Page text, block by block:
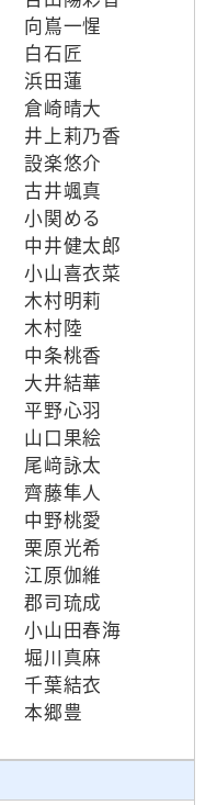
向嶌一惺
白石匠
浜田蓮
倉崎晴大
井上莉乃香
設楽悠介
古井颯真
小関める
中井健太郎
小山喜衣菜
木村明莉
木村陸
中条桃香
大井結華
平野心羽
山口果絵
尾﨑詠太
齊藤隼人
中野桃愛
栗原光希
江原伽維
郡司琉成
小山田春海
堀川真麻
千葉結衣
本郷豊